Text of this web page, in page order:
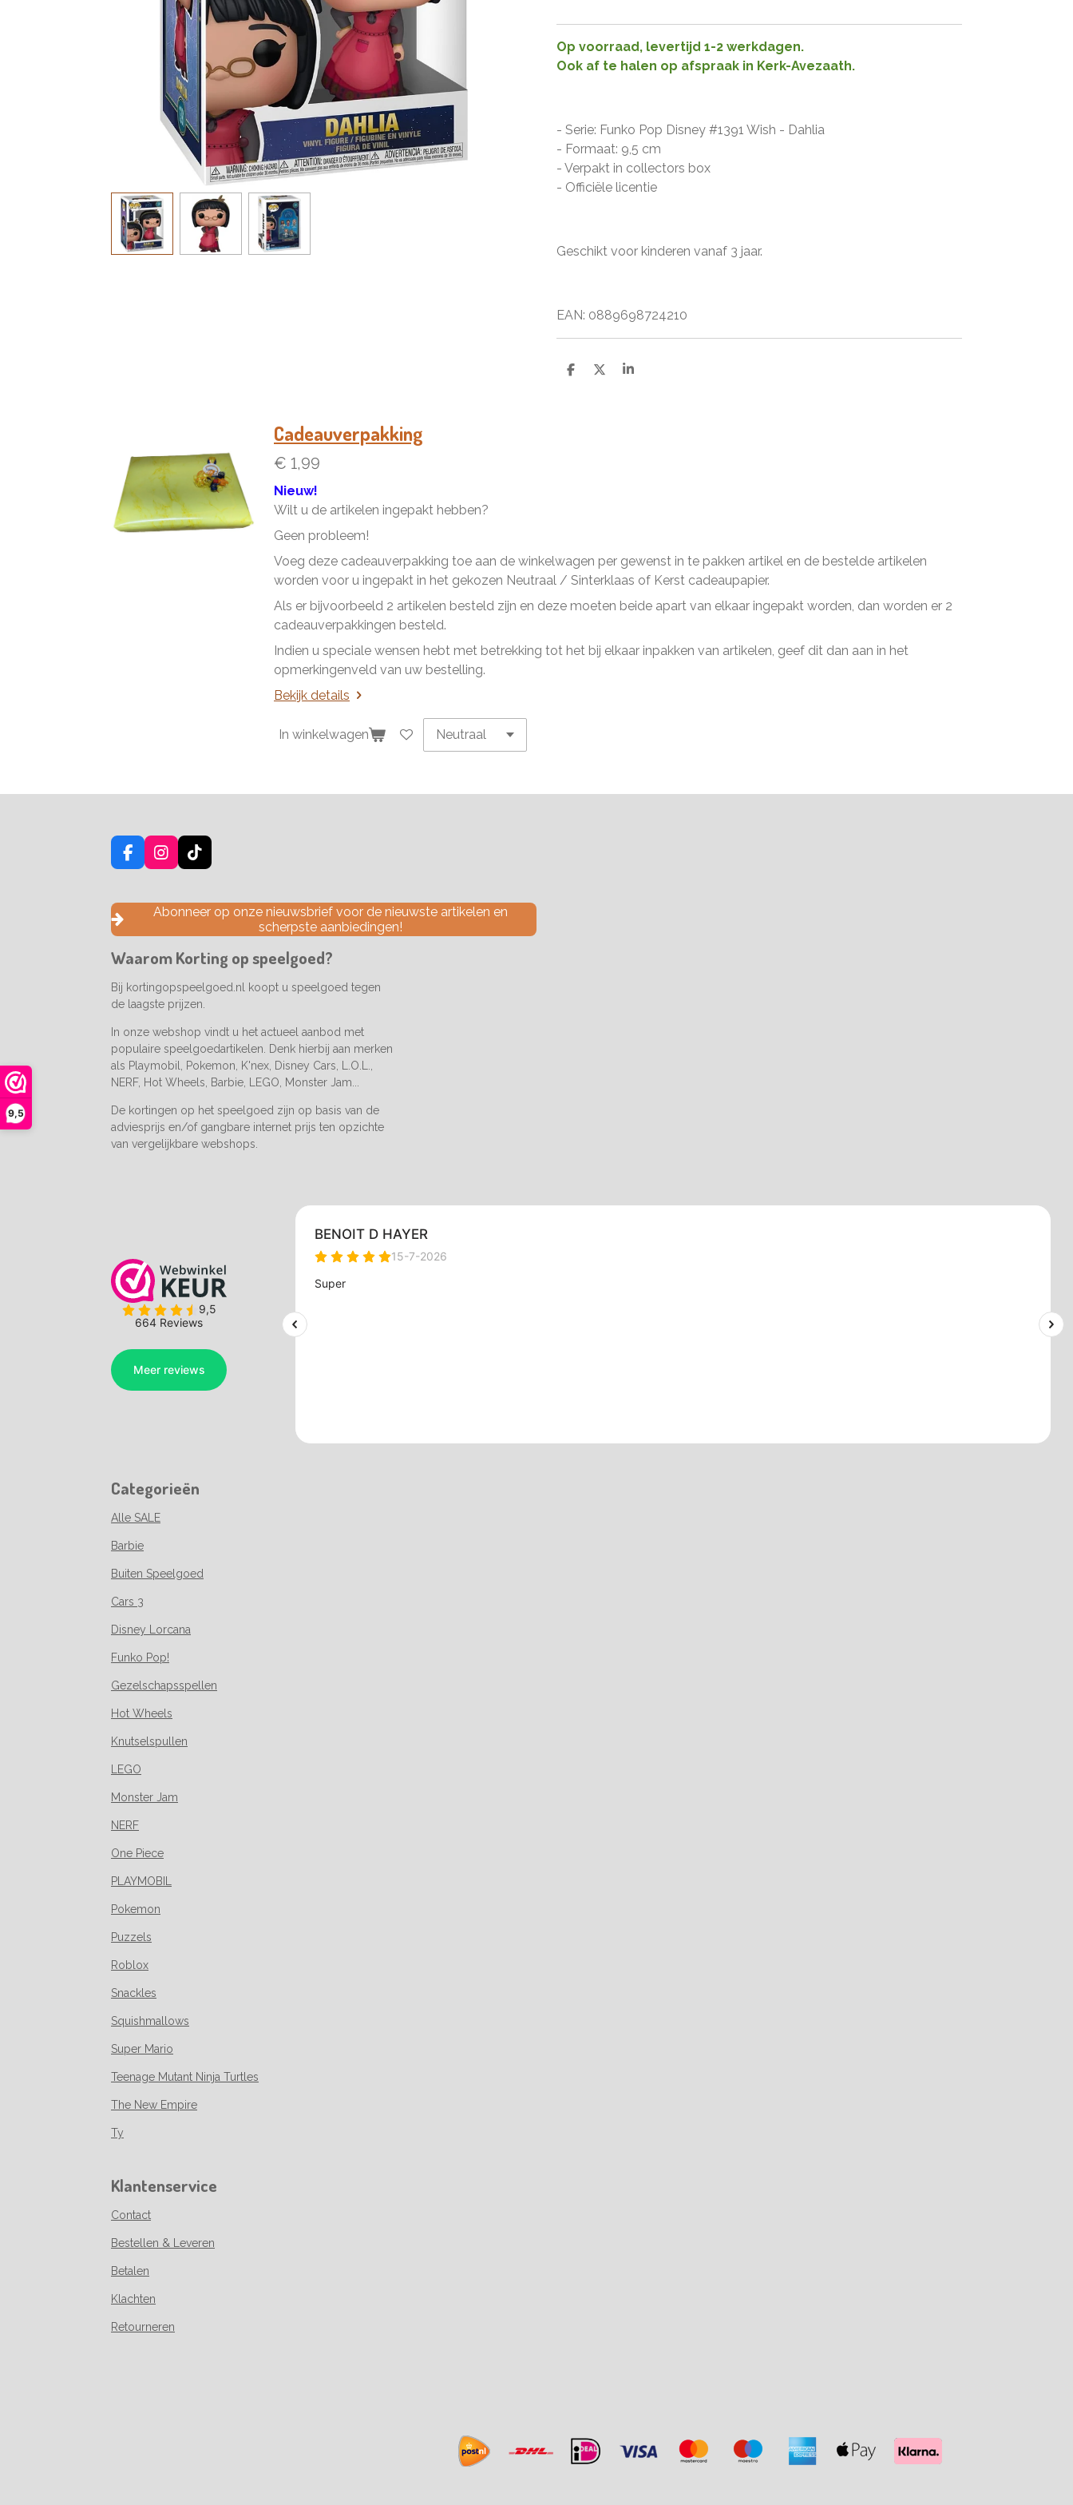
9,5
Op voorraad, levertijd 1-2 werkdagen.
Ook af te halen op afspraak in Kerk-Avezaath.
- Serie: Funko Pop Disney #1391 Wish - Dahlia
- Formaat: 9,5 cm
- Verpakt in collectors box
- Officiële licentie
Geschikt voor kinderen vanaf 3 jaar.
EAN: 0889698724210
D
D
S
Cadeauverpakking
€ 1,99
Nieuw!
Wilt u de artikelen ingepakt hebben?
Geen probleem!
Voeg deze cadeauverpakking toe aan de winkelwagen per gewenst in te pakken artikel en de bestelde artikelen
worden voor u ingepakt in het gekozen Neutraal / Sinterklaas of Kerst cadeaupapier.
Als er bijvoorbeeld 2 artikelen besteld zijn en deze moeten beide apart van elkaar ingepakt worden, dan worden er 2
cadeauverpakkingen besteld.
Indien u speciale wensen hebt met betrekking tot het bij elkaar inpakken van artikelen, geef dit dan aan in het
opmerkingenveld van uw bestelling.
Bekijk details
In winkelwagen
F
a
e
o
k
I
n
t
a
g
a
T
i
T
o
k
Abonneer op onze nieuwsbrief voor de nieuwste artikelen en
scherpste aanbiedingen!
Waarom Korting op speelgoed?
Bij kortingopspeelgoed.nl koopt u speelgoed tegen
de laagste prijzen.
In onze webshop vindt u het actueel aanbod met
populaire speelgoedartikelen. Denk hierbij aan merken
als Playmobil, Pokemon, K'nex, Disney Cars, L.O.L.,
NERF, Hot Wheels, Barbie, LEGO, Monster Jam...
De kortingen op het speelgoed zijn op basis van de
adviesprijs en/of gangbare internet prijs ten opzichte
van vergelijkbare webshops.
Categorieën
Alle SALE
Barbie
Buiten Speelgoed
Cars 3
Disney Lorcana
Funko Pop!
Gezelschapsspellen
Hot Wheels
Knutselspullen
LEGO
Monster Jam
NERF
One Piece
PLAYMOBIL
Pokemon
Puzzels
Roblox
Snackles
Squishmallows
Super Mario
Teenage Mutant Ninja Turtles
The New Empire
Ty
Klantenservice
Contact
Bestellen & Leveren
Betalen
Klachten
Retourneren